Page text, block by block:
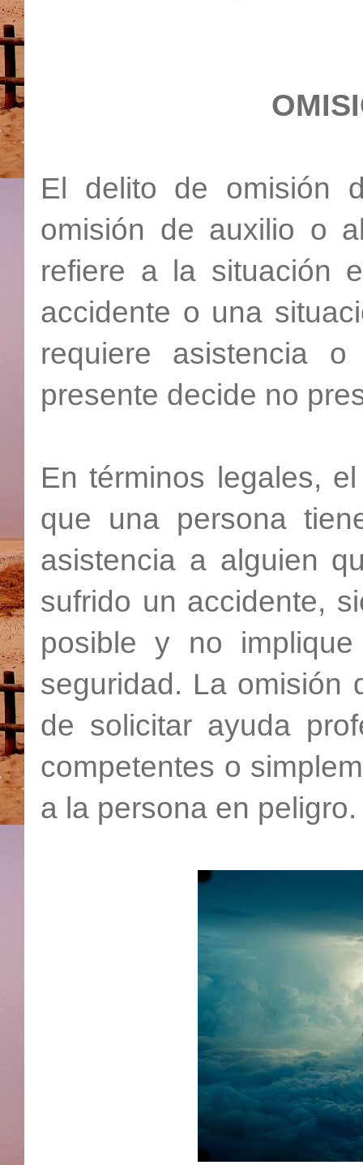
El delito de omisión
omisión de auxilio o
refiere a la situación
accidente o una
requiere asistencia
presente decide no
En términos legales,
que una persona
asistencia a alguien
sufrido un accidente,
posible y no
seguridad. La omisión
de solicitar ayuda
competentes o
a la persona en peligro.